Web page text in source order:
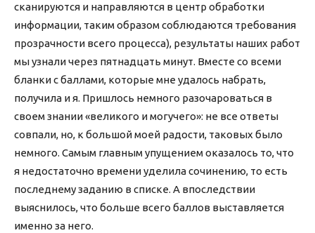
сканируются и направляются в центр обработки
информации, таким образом соблюдаются требования
прозрачности всего процесса), результаты наших работ
мы узнали через пятнадцать минут. Вместе со всеми
бланки с баллами, которые мне удалось набрать,
получила и я. Пришлось немного разочароваться в
своем знании «великого и могучего»: не все ответы
совпали, но, к большой моей радости, таковых было
немного. Самым главным упущением оказалось то, что
я недостаточно времени уделила сочинению, то есть
последнему заданию в списке. А впоследствии
выяснилось, что больше всего баллов выставляется
именно за него.